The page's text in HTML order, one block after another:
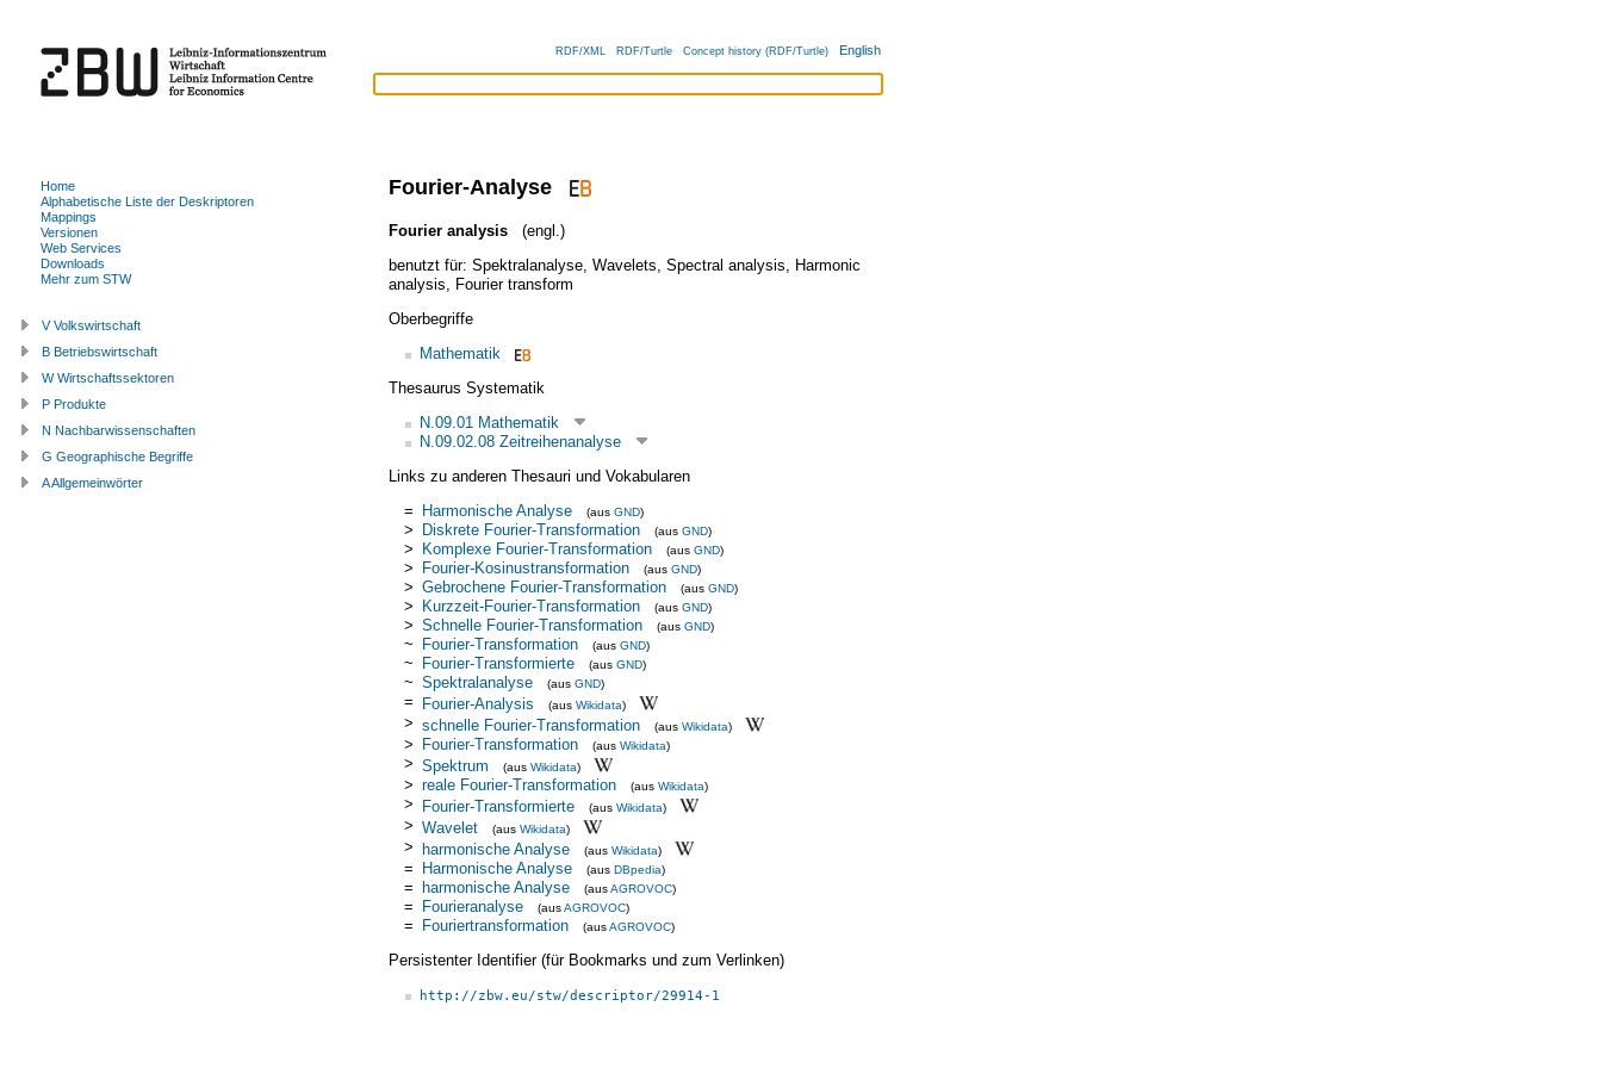
RDF/XML RDF/Turtle Concept history (RDF/Turtle) English
Fourier-Analyse
Fourier analysis
(engl.)
benutzt für: Spektralanalyse, Wavelets Spectral analysis
Harmonic
analysis
Fourier transform
Oberbegriffe
Mathematik
Thesaurus Systematik
N.09.01 Mathematik
N.09.02.08 Zeitreihenanalyse
Links zu anderen Thesauri und Vokabularen
= Harmonische Analyse (aus GND)
> Diskrete Fourier-Transformation (aus GND)
> Komplexe Fourier-Transformation (aus GND)
> Fourier-Kosinustransformation (aus GND)
> Gebrochene Fourier-Transformation (aus GND)
> Kurzzeit-Fourier-Transformation (aus GND)
> Schnelle Fourier-Transformation (aus GND)
~ Fourier-Transformation (aus GND)
~ Fourier-Transformierte (aus GND)
~ Spektralanalyse (aus GND)
= Fourier-Analysis (aus Wikidata)
> schnelle Fourier-Transformation (aus Wikidata)
> Fourier-Transformation (aus Wikidata)
> Spektrum (aus Wikidata)
> reale Fourier-Transformation (aus Wikidata)
> Fourier-Transformierte (aus Wikidata)
> Wavelet (aus Wikidata)
> harmonische Analyse (aus Wikidata)
= Harmonische Analyse (aus DBpedia)
= harmonische Analyse (ausAGROVOC)
= Fourieranalyse (ausAGROVOC)
= Fouriertransformation (ausAGROVOC)
Persistenter Identifier (für Bookmarks und zum Verlinken)
http://zbw.eu/stw/descriptor/29914-1
Home
Alphabetische Liste der Deskriptoren
Mappings
Versionen
Web Services
Downloads
Mehr zum STW
V Volkswirtschaft
B Betriebswirtschaft
W Wirtschaftssektoren
P Produkte
N Nachbarwissenschaften
G Geographische Begriffe
A Allgemeinwörter